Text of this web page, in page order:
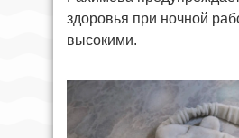
здоровья при ночной
высокими.